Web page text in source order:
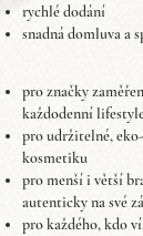
rychlé dodání
snadná domluva a
pro značky
každodenní
pro udržitelné,
kosmetiku
pro menší i větší
autenticky na své
pro každého, kdo